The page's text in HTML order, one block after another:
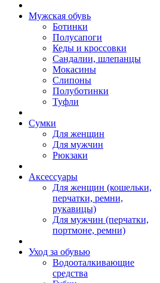
Мужская обувь
Ботинки
Полусапоги
Кеды и кроссовки
Сандалии, шлепанцы
Мокасины
Слипоны
Полуботинки
Туфли
Сумки
Для женщин
Для мужчин
Рюкзаки
Аксессуары
Для женщин (кошельки,
перчатки, ремни,
рукавицы)
Для мужчин (перчатки,
портмоне, ремни)
Уход за обувью
Водооталкивающие
средства